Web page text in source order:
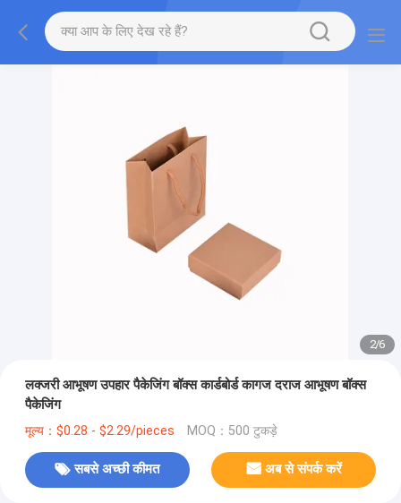
2/6
लक्जरी आभूषण उपहार पैकेजिंग बॉक्स कार्डबोर्ड कागज दराज आभूषण बॉक्स
पैकेजिंग
मूल्य：$0.28 - $2.29/pieces MOQ：500 टुकड़े
सबसे अच्छी कीमत अब से संपर्क करें